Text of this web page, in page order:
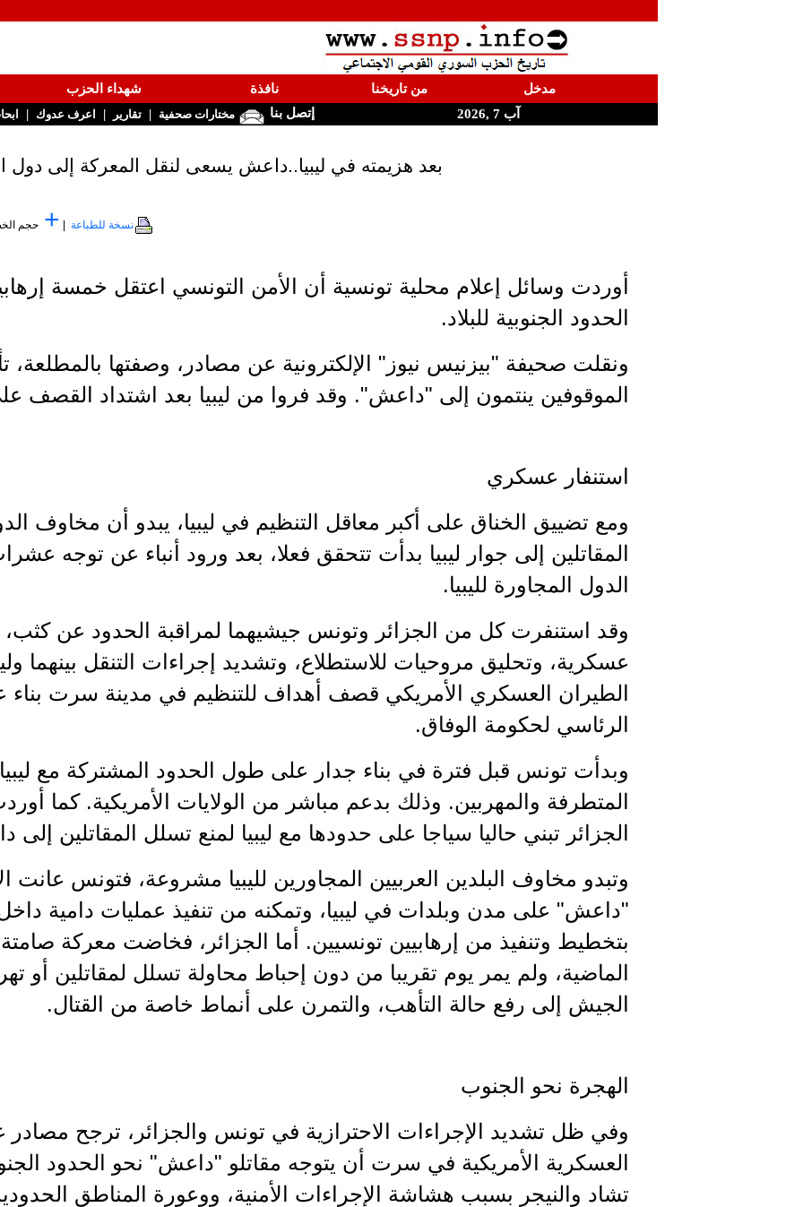
مدخل من تاريخنا نافذة
شهداء الحزب
آب 7 ,2026
إتصل بنا مختارات صحفية | تقارير | اعرف عدوك |
بعد هزيمته في ليبيا..داعش يسعى لنقل المعركة إلى دول
نسخة للطباعة + حجم
أوردت وسائل إعلام محلية تونسية أن الأمن التونسي اعتقل خمسة
الحدود الجنوبية للبلاد.
ونقلت صحيفة "بيزنيس نيوز" الإلكترونية عن مصادر، وصفتها بالمطلعة،
الموقوفين ينتمون إلى "داعش". وقد فروا من ليبيا بعد اشتداد القصف
استنفار عسكري
ومع تضييق الخناق على أكبر معاقل التنظيم في ليبيا، يبدو أن مخاوف
المقاتلين إلى جوار ليبيا بدأت تتحقق فعلا، بعد ورود أنباء عن توجه
الدول المجاورة لليبيا.
وقد استنفرت كل من الجزائر وتونس جيشيهما لمراقبة الحدود عن كثب،
عسكرية، وتحليق مروحيات للاستطلاع، وتشديد إجراءات التنقل بينهما
الطيران العسكري الأمريكي قصف أهداف للتنظيم في مدينة سرت
الرئاسي لحكومة الوفاق.
وبدأت تونس قبل فترة في بناء جدار على طول الحدود المشتركة مع
المتطرفة والمهربين. وذلك بدعم مباشر من الولايات الأمريكية. كما
الجزائر تبني حاليا سياجا على حدودها مع ليبيا لمنع تسلل المقاتلين إلى
وتبدو مخاوف البلدين العربيين المجاورين لليبيا مشروعة، فتونس
"داعش" على مدن وبلدات في ليبيا، وتمكنه من تنفيذ عمليات دامية داخل
بتخطيط وتنفيذ من إرهابيين تونسيين. أما الجزائر، فخاضت معركة
الماضية، ولم يمر يوم تقريبا من دون إحباط محاولة تسلل لمقاتلين أو
الجيش إلى رفع حالة التأهب، والتمرن على أنماط خاصة من القتال.
الهجرة نحو الجنوب
وفي ظل تشديد الإجراءات الاحترازية في تونس والجزائر، ترجح مصادر
العسكرية الأمريكية في سرت أن يتوجه مقاتلو "داعش" نحو الحدود
تشاد والنيجر بسبب هشاشة الإجراءات الأمنية، ووعورة المناطق